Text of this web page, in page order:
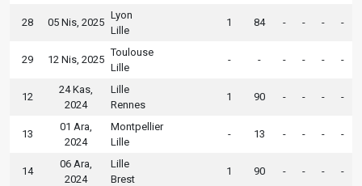
28 05 Nis, 2025
Lyon
Lille
1 84 - - - -
29 12 Nis, 2025
Toulouse
Lille
- - - - - -
12
24 Kas,
2024
Lille
Rennes
1 90 - - - -
13
01 Ara,
2024
Montpellier
Lille
- 13 - - - -
14
06 Ara,
2024
Lille
Brest
1 90 - - - -